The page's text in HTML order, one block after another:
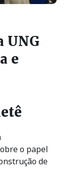
UNG
e
o papel
de